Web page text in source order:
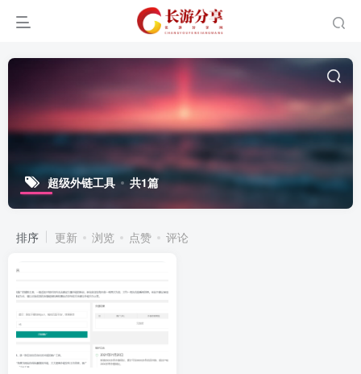
超级外链工具 共1篇
排序 更新 浏览 点赞 评论